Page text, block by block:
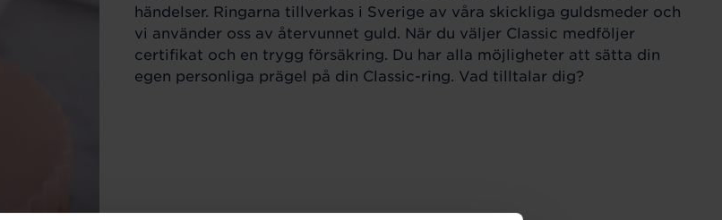
händelser. Ringarna tillverkas i Sverige av våra skickliga guldsmeder och
vi använder oss av återvunnet guld. När du väljer Classic medföljer
certifikat och en trygg försäkring. Du har alla möjligheter att sätta din
egen personliga prägel på din Classic-ring. Vad tilltalar dig?